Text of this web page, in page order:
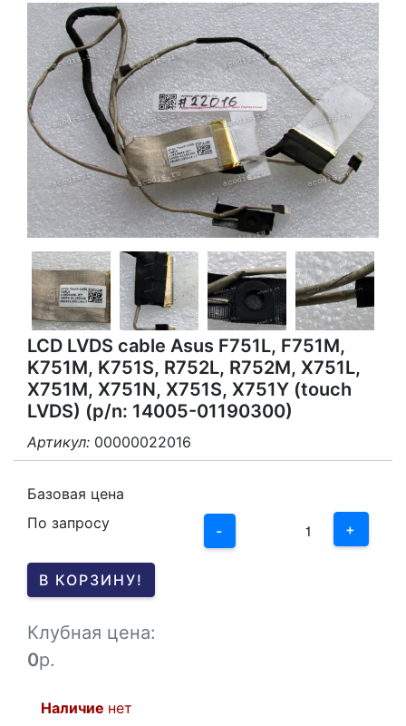
LCD LVDS cable Asus F751L, F751M,
K751M, K751S, R752L, R752M, X751L,
X751M, X751N, X751S, X751Y (touch
LVDS) (p/n: 14005-01190300)
Артикул: 00000022016
Базовая цена
По запросу
-
3
1
+
В КОРЗИНУ!
Клубная цена:
0р.
Наличие нет